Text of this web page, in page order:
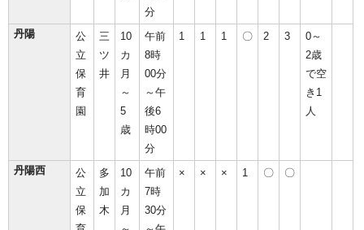
分
丹陽
公
立
保
育
園
三
ツ
井
10
カ
月
～
5
歳
午前
8時
00分
～午
後6
時00
分
1 1 1 〇 2 3
0～
2歳
で空
き1
人
丹陽西
公
立
保
多
加
木
10
カ
月
午前
7時
30分
× × × 1 〇 〇